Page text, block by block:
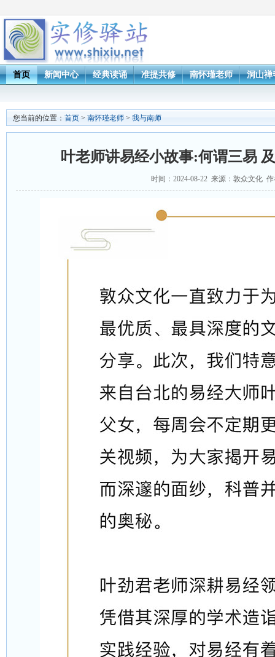
首页 新闻中心 经典读诵 准提共修 南怀瑾老师 洞山禅
您当前的位置： 首页 > 南怀瑾老师 > 我与南师
叶老师讲易经小故事:何谓三易
时间：2024-08-22 来源：敦众文化